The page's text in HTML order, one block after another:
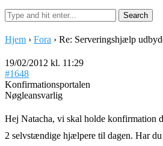
Hjem › Fora › Re: Serveringshjælp
19/02/2012 kl. 11:29
#1648
Konfirmationsportalen
Nøgleansvarlig
Hej Natacha, vi skal holde konfirmation
2 selvstændige hjælpere til dagen. Har